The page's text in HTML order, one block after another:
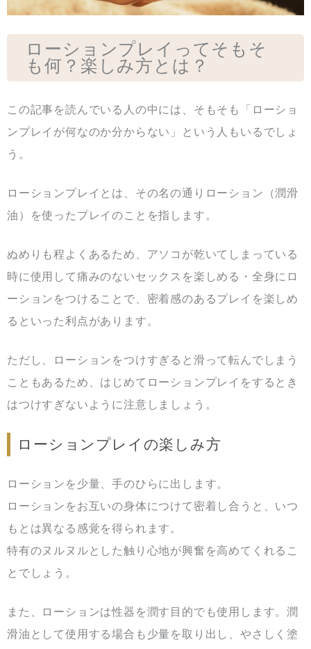
ローションプレイってそもそ
も何？楽しみ方とは？
この記事を読んでいる人の中には、そもそも「ローショ
ンプレイが何なのか分からない」という人もいるでしょ
う。
ローションプレイとは、その名の通りローション（潤滑
油）を使ったプレイのことを指します。
ぬめりも程よくあるため、アソコが乾いてしまっている
時に使用して痛みのないセックスを楽しめる・全身にロ
ーションをつけることで、密着感のあるプレイを楽しめ
るといった利点があります。
ただし、ローションをつけすぎると滑って転んでしまう
こともあるため、はじめてローションプレイをするとき
はつけすぎないように注意しましょう。
ローションプレイの楽しみ方
ローションを少量、手のひらに出します。
ローションをお互いの身体につけて密着し合うと、いつ
もとは異なる感覚を得られます。
特有のヌルヌルとした触り心地が興奮を高めてくれるこ
とでしょう。
また、ローションは性器を潤す目的でも使用します。潤
滑油として使用する場合も少量を取り出し、やさしく塗